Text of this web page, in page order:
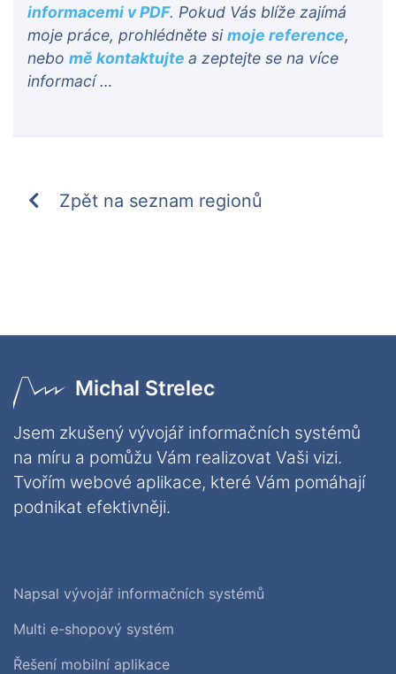
informacemi v PDF. Pokud Vás blíže zajímá
moje práce, prohlédněte simoje reference,
nebo mě kontaktujte a zeptejte se na více
informací …
Zpět na seznam regionů
Michal Strelec
Jsem zkušený vývojář informačních systémů
na míru a pomůžu Vám realizovat Vaši vizi.
Tvořím webové aplikace, které Vám pomáhají
podnikat efektivněji.
Napsal vývojář informačních systémů
Multi e-shopový systém
Řešení mobilní aplikace